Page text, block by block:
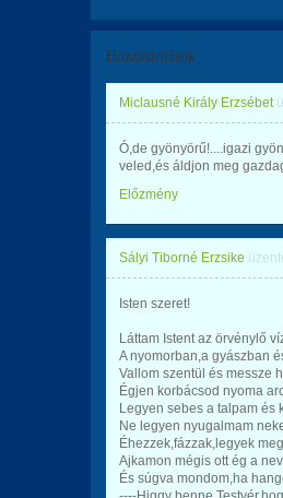
Hozzászólások
Miclausné Király Erzsébet
Ó,de gyönyörű!....igazi
veled,és áldjon meg
Előzmény
Sályi Tiborné Erzsike
Isten szeret!
Láttam Istent az örvénylő
A nyomorban,a gyászban
Vallom szentül és messze
Égjen korbácsod nyoma
Legyen sebes a talpam és
Ne legyen nyugalmam
Éhezzek,fázzak,legyek
Ajkamon mégis ott ég a
És súgva mondom,ha